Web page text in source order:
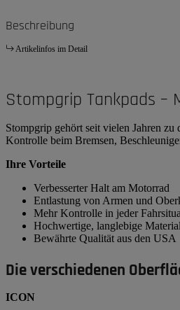
Beschreibung
Artikelinfos im Detail
Stompgrip Tankpads –
Stompgrip gehört seit vielen Jahren
Kontrolle beim Bremsen,
Ihre Vorteile
Verbesserter Halt am Motorrad
Entlastung von Armen und
Mehr Kontrolle in jeder
Hochwertige, langlebige
Bewährte Qualität aus den USA
Die verschiedenen
ICON